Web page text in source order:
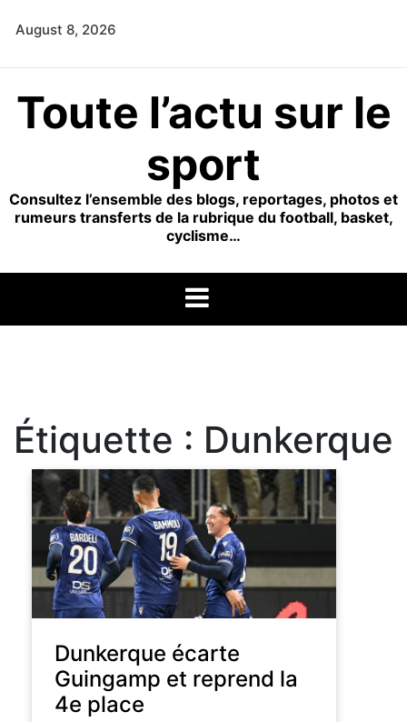
August 8, 2026
Toute l’actu sur le
sport
Consultez l’ensemble des blogs, reportages, photos et
rumeurs transferts de la rubrique du football, basket,
cyclisme…
Étiquette : Dunkerque
Dunkerque écarte
Guingamp et reprend la
4e place